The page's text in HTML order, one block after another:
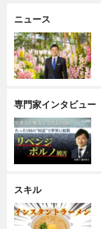
ニュース
専門家インタビュー
スキル